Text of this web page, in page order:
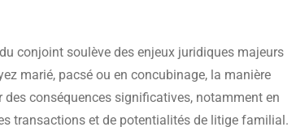
conjoint soulève des enjeux juridiques majeurs
marié, pacsé ou en concubinage, la manière
conséquences significatives, notamment en
transactions et de potentialités de litige familial.